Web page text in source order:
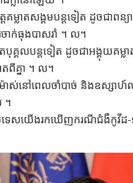
តគម្លាតសង្គមបន្តទៀត​ ដូចជាពន្
ាក់ធុងបាសរាំ​ ។ ល។
បុគ្គលបន្តទៀត​ ដូចជា​អង្គុយគម្លា
តពីគ្នា​ ។ ល។
ម៉ាស់នៅពេលចាំបាច់​ និងឧស្សា
។
ទេសយេីងរកឃេីញករណីជំងឺកូវីដ